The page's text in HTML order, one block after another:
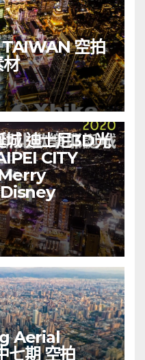
空拍
迪士尼3D光
CITY
Aerial
期 空拍